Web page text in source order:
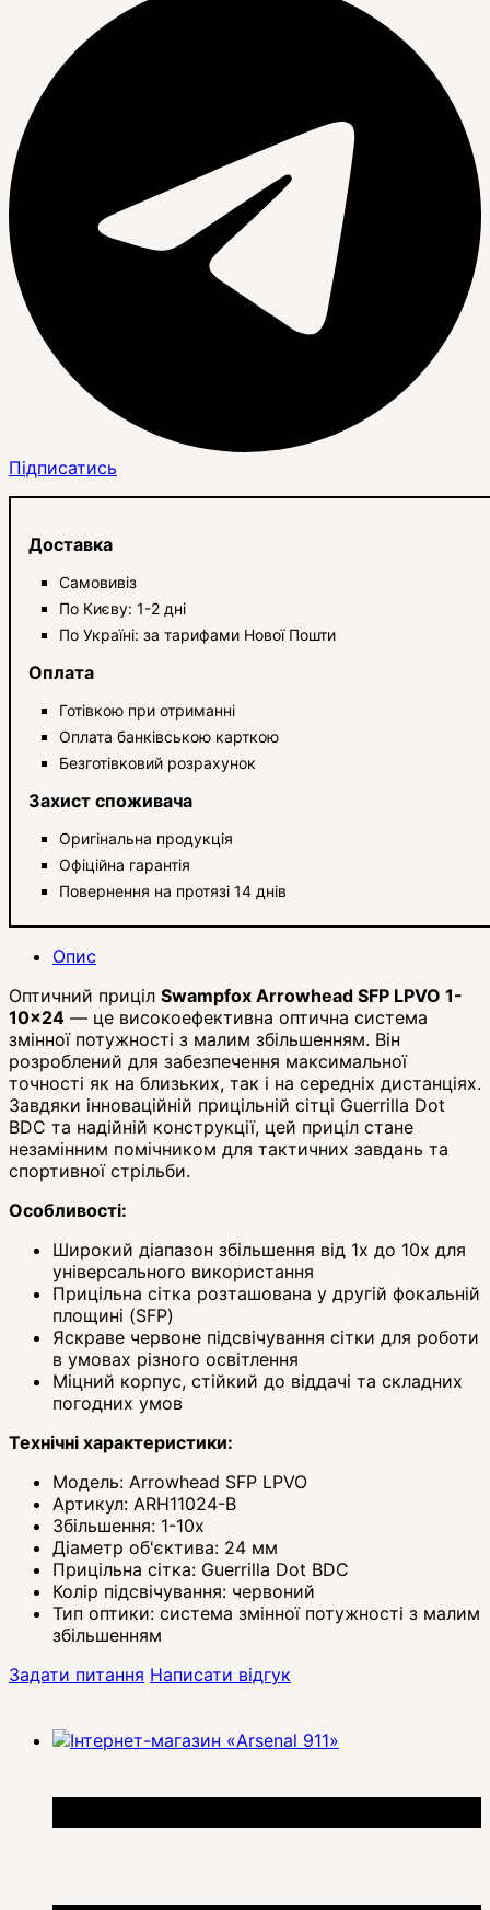
Підписатись
Доставка
Самовивіз
По Києву: 1-2 дні
По Україні: за тарифами Нової Пошти
Оплата
Готівкою при отриманні
Оплата банківською карткою
Безготівковий розрахунок
Захист споживача
Оригінальна продукція
Офіційна гарантія
Повернення на протязі 14 днів
Опис
Оптичний приціл Swampfox Arrowhead SFP LPVO 1-
10x24 — це високоефективна оптична система
змінної потужності з малим збільшенням. Він
розроблений для забезпечення максимальної
точності як на близьких, так і на середніх дистанціях.
Завдяки інноваційній прицільній сітці Guerrilla Dot
BDC та надійній конструкції, цей приціл стане
незамінним помічником для тактичних завдань та
спортивної стрільби.
Особливості:
Широкий діапазон збільшення від 1x до 10x для
універсального використання
Прицільна сітка розташована у другій фокальній
площині (SFP)
Яскраве червоне підсвічування сітки для роботи
в умовах різного освітлення
Міцний корпус, стійкий до віддачі та складних
погодних умов
Технічні характеристики:
Модель: Arrowhead SFP LPVO
Артикул: ARH11024-B
Збільшення: 1-10x
Діаметр об'єктива: 24 мм
Прицільна сітка: Guerrilla Dot BDC
Колір підсвічування: червоний
Тип оптики: система змінної потужності з малим
збільшенням
Задати питання Написати відгук